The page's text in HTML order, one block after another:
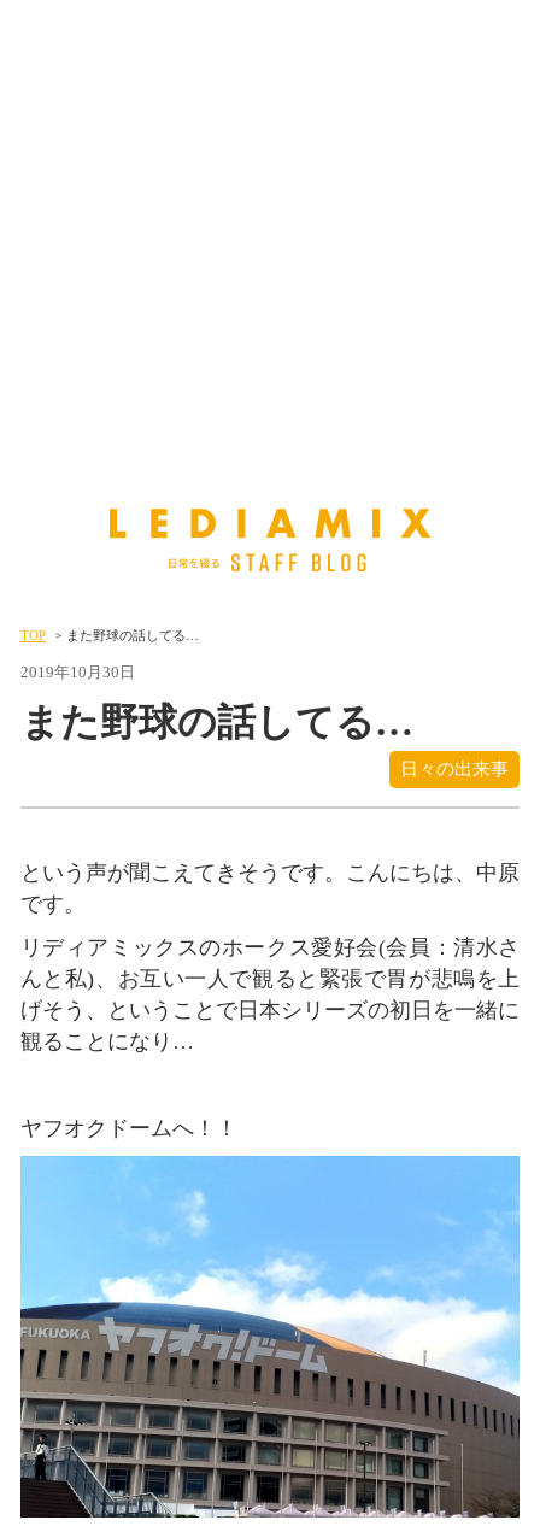
TOP また野球の話してる…
2019年10月30日
また野球の話してる…
日々の出来事
という声が聞こえてきそうです。こんにちは、中原
です。
リディアミックスのホークス愛好会(会員：清水さ
んと私)、お互い一人で観ると緊張で胃が悲鳴を上
げそう、ということで日本シリーズの初日を一緒に
観ることになり…
ヤフオクドームへ！！